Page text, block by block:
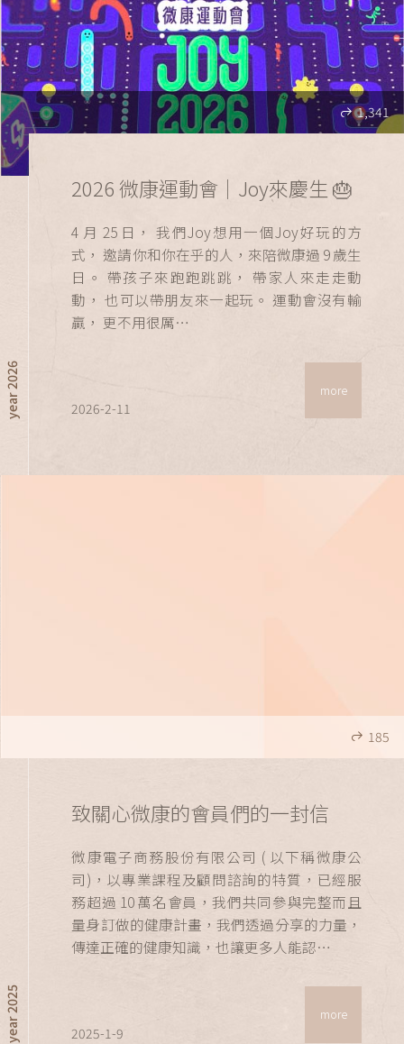
1,341
2026 微康運動會｜Joy來慶生 🎂
4 月 25 日， 我們Joy想用一個Joy好玩的方
式， 邀請你和你在乎的人，來陪微康過 9 歲生
日。 帶孩子來跑跑跳跳， 帶家人來走走動
動， 也可以帶朋友來一起玩。 運動會沒有輸
贏， 更不用很厲…
year 2026 2026-2-11
more
185
致關心微康的會員們的一封信
微康電子商務股份有限公司 ( 以下稱微康公
司)，以專業課程及顧問諮詢的特質，已經服
務超過 10 萬名會員，我們共同參與完整而且
量身訂做的健康計畫，我們透過分享的力量，
傳達正確的健康知識，也讓更多人能認…
year 2025 2025-1-9
more